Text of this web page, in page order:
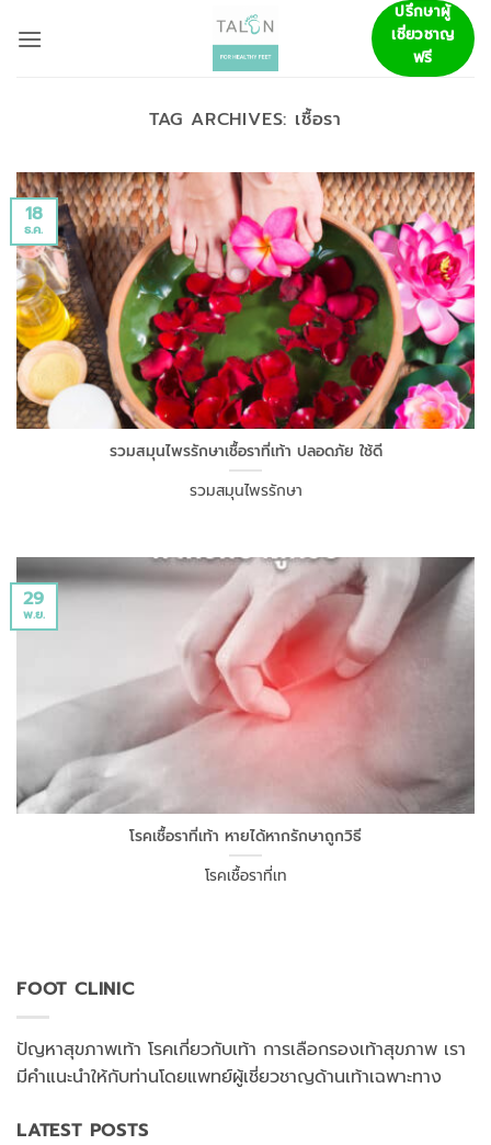
ปรึกษาผู้
เชี่ยวชาญ
ฟรี
TAG ARCHIVES: เชื้อรา
รวมสมุนไพรรักษาเชื้อราที่เท้า ปลอดภัย ใช้ดี
รวมสมุนไพรรักษา
18
ธ.ค.
โรคเชื้อราที่เท้า หายได้หากรักษาถูกวิธี
โรคเชื้อราที่เท
29
พ.ย.
FOOT CLINIC
ปัญหาสุขภาพเท้า โรคเกี่ยวกับเท้า การเลือกรองเท้าสุขภาพ เรา
มีคำแนะนำให้กับท่านโดยแพทย์ผู้เชี่ยวชาญด้านเท้าเฉพาะทาง
LATEST POSTS